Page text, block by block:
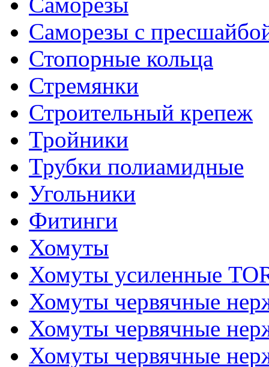
Саморезы с
Стопорные кольца
Стремянки
Строительный крепеж
Тройники
Трубки полиамидные
Угольники
Фитинги
Хомуты
Хомуты усиленные
Хомуты червячные
Хомуты червячные
Хомуты червячные